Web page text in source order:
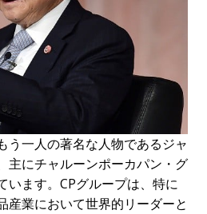
う一人の著名な人物であるジャ
主にチャルーンポーカパン・グ
います。CPグループは、特に
産業において世界的リーダーと